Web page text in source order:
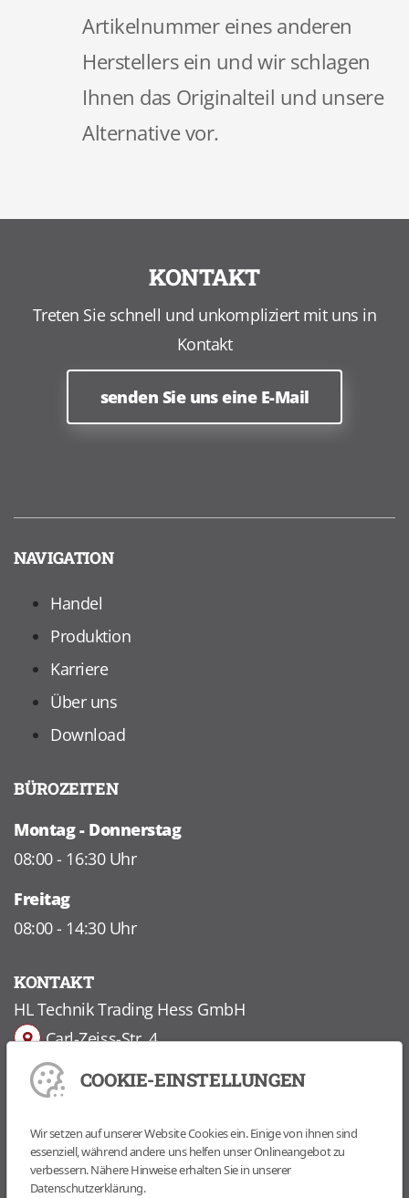
Artikelnummer eines anderen
Herstellers ein und wir schlagen
Ihnen das Originalteil und unsere
Alternative vor.
KONTAKT
Treten Sie schnell und unkompliziert mit uns in
Kontakt
senden Sie uns eine E-Mail
NAVIGATION
Handel
Produktion
Karriere
Über uns
Download
BÜROZEITEN
Montag - Donnerstag
08:00 - 16:30 Uhr
Freitag
08:00 - 14:30 Uhr
KONTAKT
HL Technik Trading Hess GmbH
Carl-Zeiss-Str. 4
24568 Kaltenkirchen
+49 (0) 41 91 7 69 31-0
+49 (0) 41 91 7 69 31-99
info@hltechnik.com
COOKIE-EINSTELLUNGEN
Wir setzen auf unserer Website Cookies ein. Einige von ihnen sind
essenziell, während andere uns helfen unser Onlineangebot zu
verbessern. Nähere Hinweise erhalten Sie in unserer
Datenschutzerklärung.